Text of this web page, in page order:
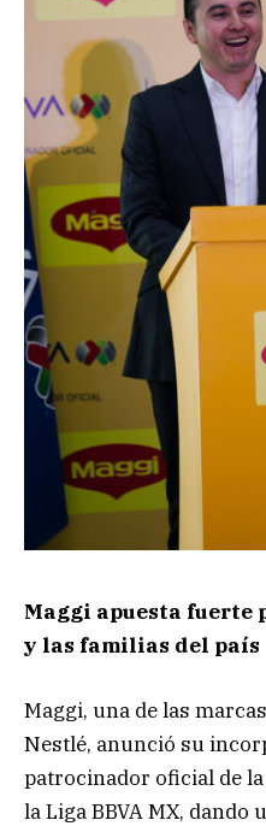
Maggi apuesta fuerte
y las familias del país
Maggi, una de las
Nestlé, anunció su
patrocinador oficial de
la Liga BBVA MX,